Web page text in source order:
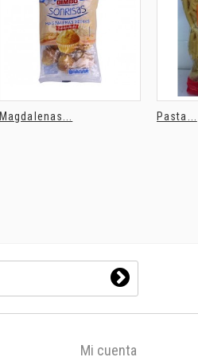
Magdalenas... Pasta...
Mi cuenta